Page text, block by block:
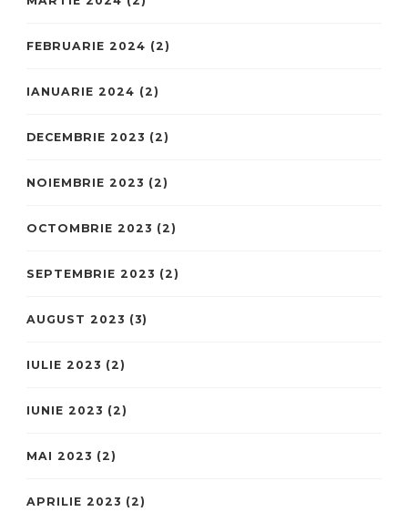
FEBRUARIE 2024 (2)
IANUARIE 2024 (2)
DECEMBRIE 2023 (2)
NOIEMBRIE 2023 (2)
OCTOMBRIE 2023 (2)
SEPTEMBRIE 2023 (2)
AUGUST 2023 (3)
IULIE 2023 (2)
IUNIE 2023 (2)
MAI 2023 (2)
APRILIE 2023 (2)